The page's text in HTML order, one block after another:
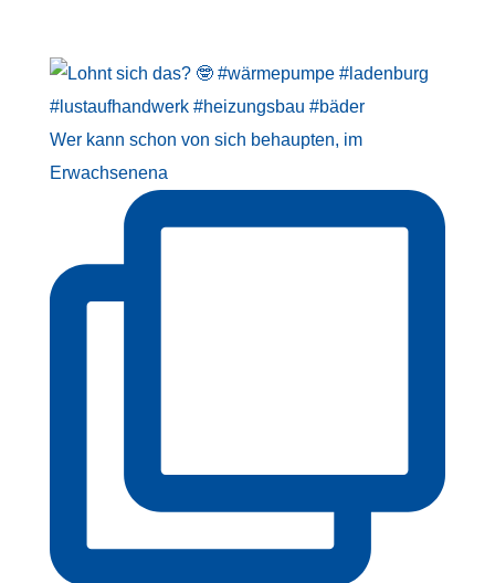
Wer kann schon von sich behaupten, im
Erwachsenena